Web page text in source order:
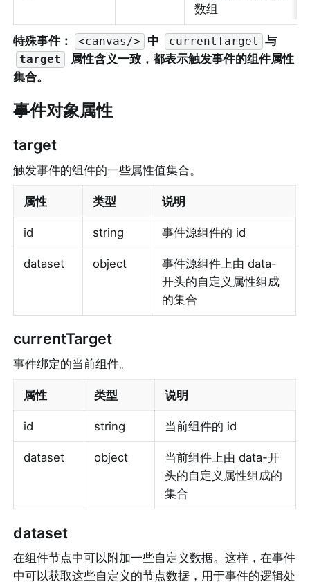
数组
特殊事件： <canvas/> 中 currentTarget
target
属性含义一致，都表示触发事件的组件属性
集合。
事件对象属性
target
触发事件的组件的一些属性值集合。
属性 类型 说明
id string 事件源组件的 id
dataset object
事件源组件上由 data-
开头的自定义属性组成
的集合
currentTarget
事件绑定的当前组件。
属性 类型 说明
id string 当前组件的 id
dataset object
当前组件上由 data-开
头的自定义属性组成的
集合
dataset
在组件节点中可以附加一些自定义数据。这样，在事件
中可以获取这些自定义的节点数据，用于事件的逻辑处